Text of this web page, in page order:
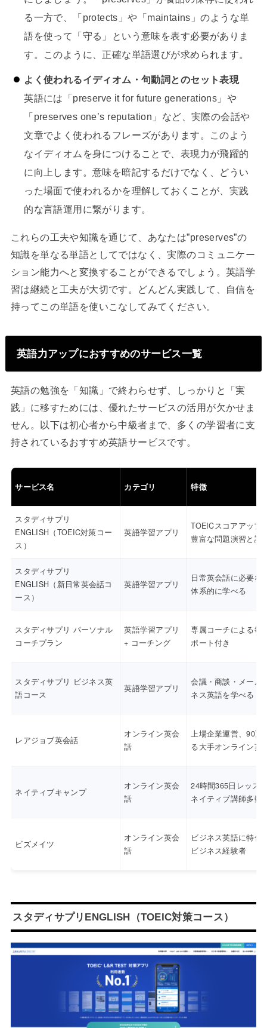
る一方で、「protects」や「maintains」のような単
語を使って「守る」という意味を表す必要がありま
す。このように、正確な単語選びが求められます。
よく使われるイディオム・句動詞とのセット表現
英語には「preserve it for future generations」や
「preserves one’s reputation」など、実際の会話や
文章でよく使われるフレーズがあります。このよう
なイディオムを身につけることで、表現力が飛躍的
に向上します。意味を暗記するだけでなく、どうい
った場面で使われるかを理解しておくことが、実践
的な言語運用に繋がります。
これらの工夫や知識を通じて、あなたは”preserves”の
知識を単なる単語としてではなく、実際のコミュニケー
ション能力へと変換することができるでしょう。英語学
習は継続と工夫が大切です。どんどん実践して、自信を
持ってこの単語を使いこなしてみてください。
英語力アップにおすすめのサービス一覧
英語の勉強を「知識」で終わらせず、しっかりと「実
践」に移すためには、優れたサービスの活用が欠かせま
せん。以下は初心者から中級者まで、多くの学習者に支
持されているおすすめ英語サービスです。
サービス名 カテゴリ 特徴
スタディサプリ
ENGLISH（TOEIC対策コー
ス）
英語学習アプリ
TOEICスコアアップ
豊富な問題演習と講
スタディサプリ
ENGLISH（新日常英会話コ
ース）
英語学習アプリ
日常英会話に必要な
体系的に学べる
スタディサプリ パーソナル
コーチプラン
英語学習アプリ
+ コーチング
専属コーチによる毎
ポート付き
スタディサプリ ビジネス英
語コース
英語学習アプリ
会議・商談・メール
ネス英語を学べる
レアジョブ英会話
オンライン英会
話
上場企業運営、90万
る大手オンライン英
ネイティブキャンプ
オンライン英会
話
24時間365日レッス
ネイティブ講師多数
ビズメイツ
オンライン英会
話
ビジネス英語に特化
ビジネス経験者
スタディサプリENGLISH（TOEIC対策コース）